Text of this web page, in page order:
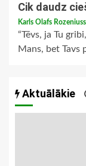
Cik daudz
Karls Olafs Rozeniuss
“Tēvs, ja Tu
Mans, bet Tavs
Aktuālākie